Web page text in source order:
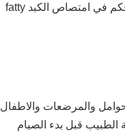
يعالج من يعانون من دهون على الكبد عن طريق إفراز بروتينات تتحكم في امتصاص الكبد fatty
والمرضعات والاطفال
الطبيب قبل بدء الصيام